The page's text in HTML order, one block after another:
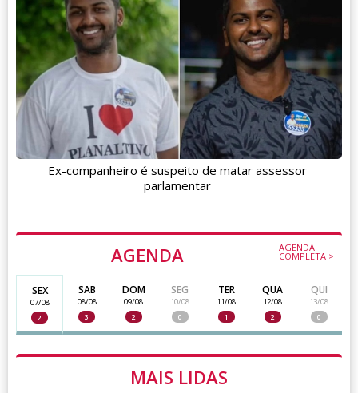
AGENDA AGENDA
COMPLETA >
SEX
07/08
2
SAB
08/08
3
DOM
09/08
2
SEG
10/08
0
TER
11/08
1
QUA
12/08
2
QUI
13/08
0
MAIS LIDAS
Ex-companheiro é suspeito de matar assessor
parlamentar